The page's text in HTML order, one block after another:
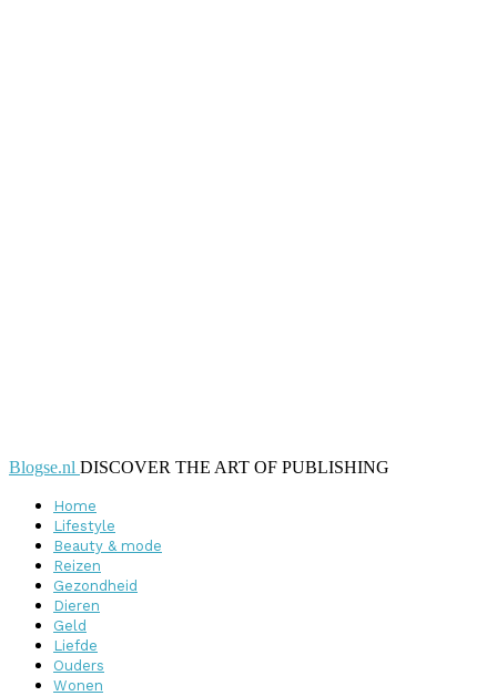
Blogse.nl DISCOVER THE ART OF PUBLISHING
Home
Lifestyle
Beauty & mode
Reizen
Gezondheid
Dieren
Geld
Liefde
Ouders
Wonen